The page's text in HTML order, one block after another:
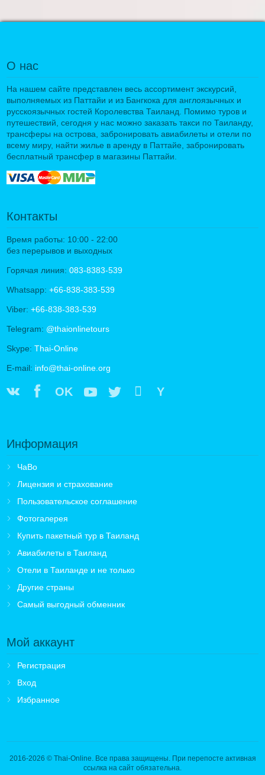
О нас
На нашем сайте представлен весь ассортимент экскурсий,
выполняемых из Паттайи и из Бангкока для англоязычных и
русскоязычных гостей Королевства Таиланд. Помимо туров и
путешествий, сегодня у нас можно заказать такси по Таиланду,
трансферы на острова, забронировать авиабилеты и отели по
всему миру, найти жилье в аренду в Паттайе, забронировать
бесплатный трансфер в магазины Паттайи.
Контакты
Время работы: 10:00 - 22:00
без перерывов и выходных
Горячая линия: 083-8383-539
Whatsapp: +66-838-383-539
Viber: +66-838-383-539
Telegram: @thaionlinetours
Skype: Thai-Online
E-mail: info@thai-online.org
OK Y
Информация
ЧаВо
Лицензия и страхование
Пользовательское соглашение
Фотогалерея
Купить пакетный тур в Таиланд
Авиабилеты в Таиланд
Отели в Таиланде и не только
Другие страны
Самый выгодный обменник
Мой аккаунт
Регистрация
Вход
Избранное
2016-2026 © Thai-Online. Все права защищены. При перепосте активная
ссылка на сайт обязательна.